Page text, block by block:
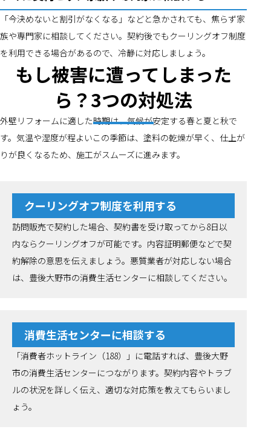
「今決めないと割引がなくなる」などと急かされても、焦らず家
族や専門家に相談してください。契約後でもクーリングオフ制度
を利用できる場合があるので、冷静に対応しましょう。
もし被害に遭ってしまった
ら？3つの対処法
外壁リフォームに適した時期は、気候が安定する春と夏と秋で
す。気温や湿度が程よいこの季節は、塗料の乾燥が早く、仕上が
りが良くなるため、施工がスムーズに進みます。
クーリングオフ制度を利用する
訪問販売で契約した場合、契約書を受け取ってから8日以
内ならクーリングオフが可能です。内容証明郵便などで契
約解除の意思を伝えましょう。悪質業者が対応しない場合
は、豊後大野市の消費生活センターに相談してください。
消費生活センターに相談する
「消費者ホットライン（188）」に電話すれば、豊後大野
市の消費生活センターにつながります。契約内容やトラブ
ルの状況を詳しく伝え、適切な対応策を教えてもらいまし
ょう。